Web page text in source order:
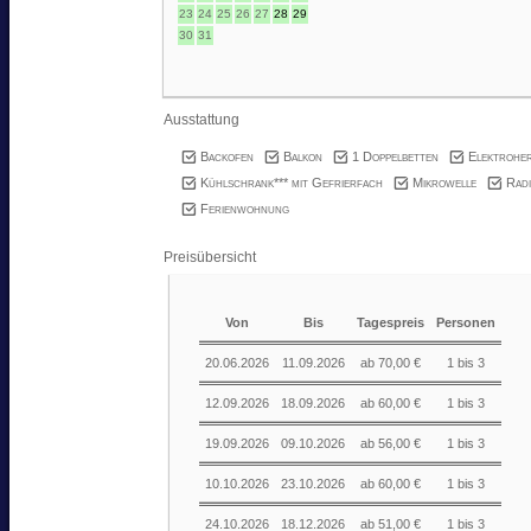
23 24 25 26 27 28 29
30 31
Ausstattung
Backofen Balkon 1 Doppelbetten
Kühlschrank*** mit Gefrierfach
Mikrowelle
Ferienwohnung
Preisübersicht
Von Bis Tagespreis Personen
20.06.2026 11.09.2026 ab 70,00 € 1 bis 3
12.09.2026 18.09.2026 ab 60,00 € 1 bis 3
19.09.2026 09.10.2026 ab 56,00 € 1 bis 3
10.10.2026 23.10.2026 ab 60,00 € 1 bis 3
24.10.2026 18.12.2026 ab 51,00 € 1 bis 3